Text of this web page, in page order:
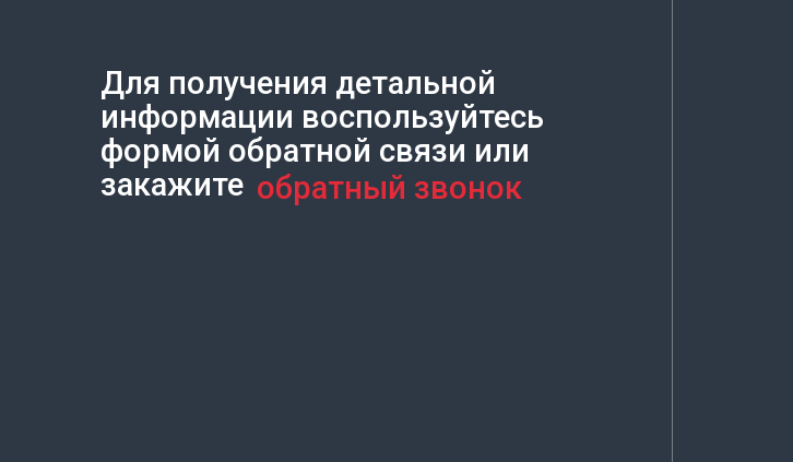
Создание сайта на Тильде Leto.Website
Для получения детальной
информации воспользуйтесь
формой обратной связи или
закажите обратный звонок